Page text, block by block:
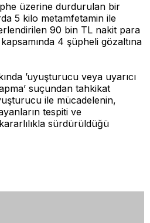
üzerine durdurulan bir
5 kilo metamfetamin ile
90 bin TL nakit para
4 şüpheli gözaltına
’uyuşturucu veya uyarıcı
suçundan tahkikat
ile mücadelenin,
tespiti ve
sürdürüldüğü